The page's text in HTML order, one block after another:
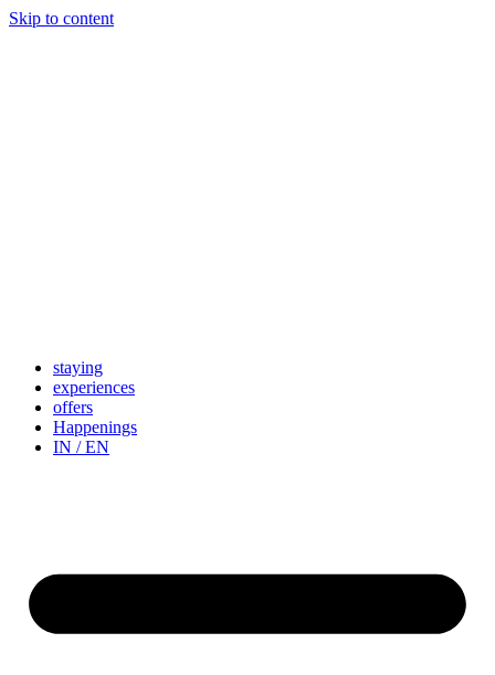
Skip to content
staying
experiences
offers
Happenings
IN / EN